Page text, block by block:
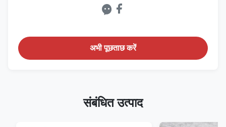
अभी पूछताछ करें
संबंधित उत्पाद